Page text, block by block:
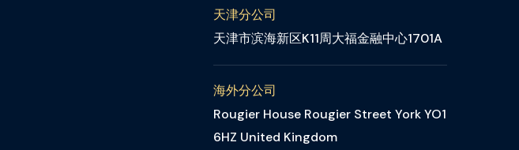
天津分公司
天津市滨海新区K11周大福金融中心1701A
海外分公司
Rougier House Rougier Street York YO1
6HZ United Kingdom